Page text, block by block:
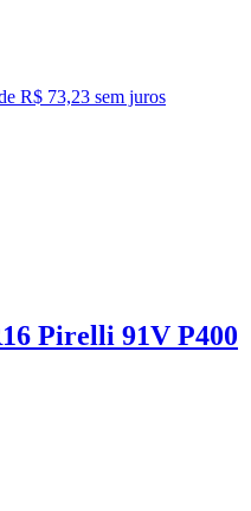
R$ 73,23 sem juros
Pirelli 91V P400